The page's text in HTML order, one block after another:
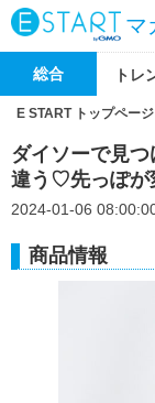
マ
総合 トレ
E START トップページ
ダイソーで見
違う♡先っぽが
2024-01-06
商品情報